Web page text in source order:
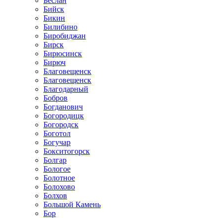
Бийск
Бикин
Билибино
Биробиджан
Бирск
Бирюсинск
Бирюч
Благовещенск
Благовещенск
Благодарный
Бобров
Богданович
Богородицк
Богородск
Боготол
Богучар
Бокситогорск
Болгар
Бологое
Болотное
Болохово
Болхов
Большой Камень
Бор